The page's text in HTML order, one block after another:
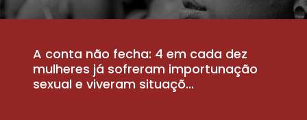
A conta não fecha: 4 em cada dez
mulheres já sofreram importunação
sexual e viveram situaçõ...